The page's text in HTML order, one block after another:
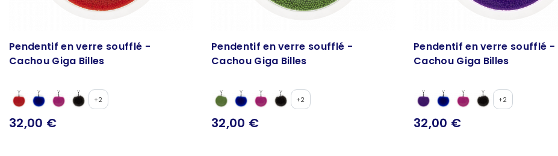
Pendentif en verre soufflé -
Cachou Giga Billes
+2
32,00 €
Pendentif en verre soufflé -
Cachou Giga Billes
+2
32,00 €
Pendentif en verre soufflé -
Cachou Giga Billes
+2
32,00 €